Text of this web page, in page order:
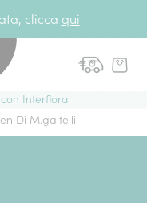
clicca qui
Interflora
Di M.galtelli